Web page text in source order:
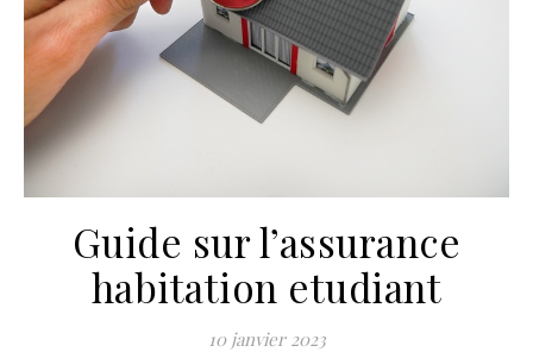
Guide sur l’assurance
habitation etudiant
10 janvier 2023